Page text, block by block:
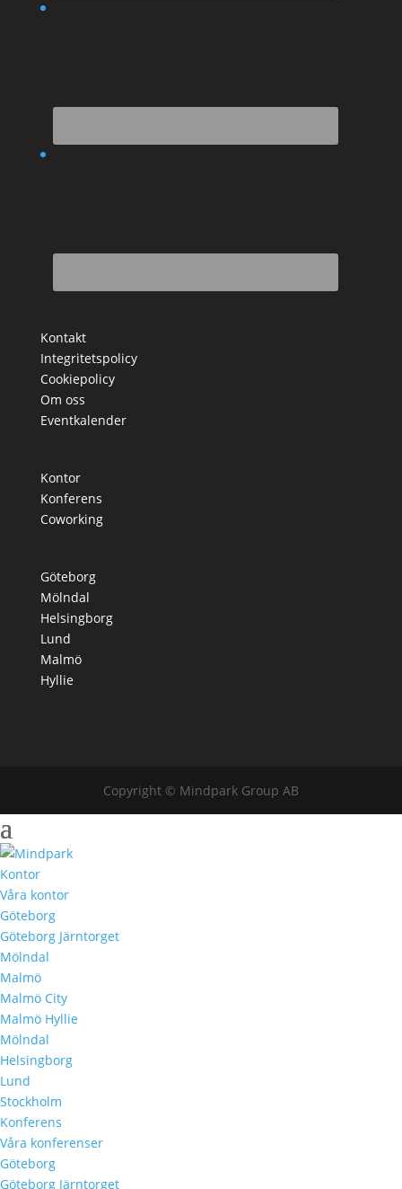
Kontakt
Integritetspolicy
Cookiepolicy
Om oss
Eventkalender
Kontor
Konferens
Coworking
Göteborg
Mölndal
Helsingborg
Lund
Malmö
Hyllie
Copyright © Mindpark Group AB
Kontor
Våra kontor
Göteborg
Göteborg Järntorget
Mölndal
Malmö
Malmö City
Malmö Hyllie
Mölndal
Helsingborg
Lund
Stockholm
Konferens
Våra konferenser
Göteborg
Göteborg Järntorget